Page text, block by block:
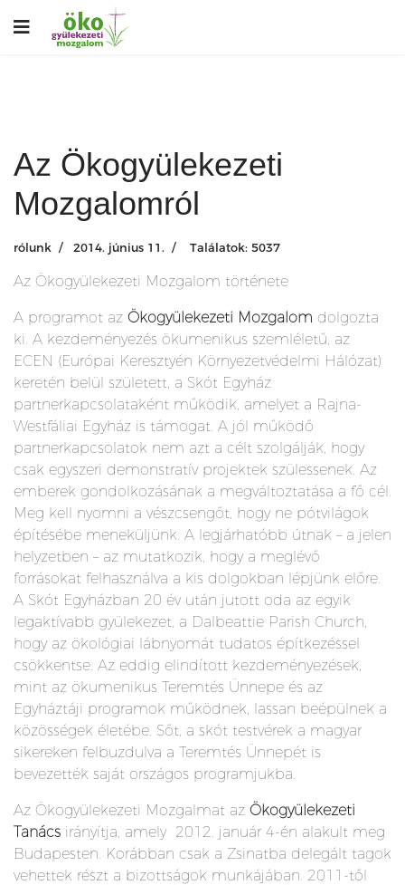
Az Ökogyülekezeti
Mozgalomról
rólunk 2014. június 11. Találatok: 5037
Az Ökogyülekezeti Mozgalom története
A programot az Ökogyülekezeti Mozgalom dolgozta
ki. A kezdeményezés ökumenikus szemléletű, az
ECEN (Európai Keresztyén Környezetvédelmi Hálózat)
keretén belül született, a Skót Egyház
partnerkapcsolataként működik, amelyet a Rajna-
Westfáliai Egyház is támogat. A jól működő
partnerkapcsolatok nem azt a célt szolgálják, hogy
csak egyszeri demonstratív projektek szülessenek. Az
emberek gondolkozásának a megváltoztatása a fő cél.
Meg kell nyomni a vészcsengőt, hogy ne pótvilágok
építésébe meneküljünk. A legjárhatóbb útnak – a jelen
helyzetben – az mutatkozik, hogy a meglévő
forrásokat felhasználva a kis dolgokban lépjünk előre.
A Skót Egyházban 20 év után jutott oda az egyik
legaktívabb gyülekezet, a Dalbeattie Parish Church,
hogy az ökológiai lábnyomát tudatos építkezéssel
csökkentse. Az eddig elindított kezdeményezések,
mint az ökumenikus Teremtés Ünnepe és az
Egyháztáji programok működnek, lassan beépülnek a
közösségek életébe. Sőt, a skót testvérek a magyar
sikereken felbuzdulva a Teremtés Ünnepét is
bevezették saját országos programjukba.
Az Ökogyülekezeti Mozgalmat az Ökogyülekezeti
Tanács irányítja, amely 2012. január 4-én alakult meg
Budapesten. Korábban csak a Zsinatba delegált tagok
vehettek részt a bizottságok munkájában. 2011-től